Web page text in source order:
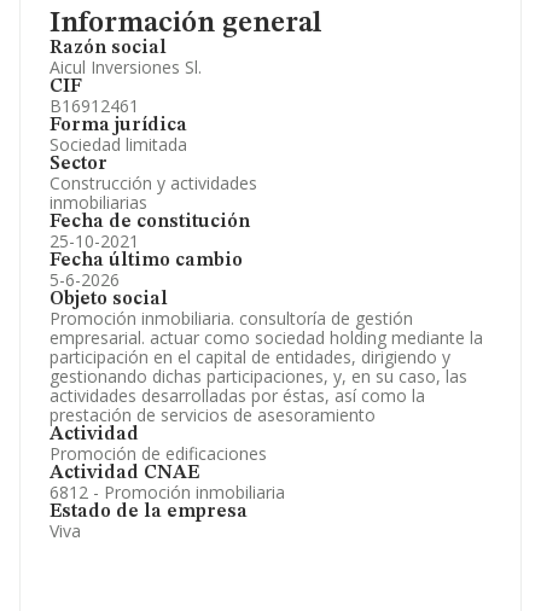
Información general
Razón social
Aicul Inversiones Sl.
CIF
B16912461
Forma jurídica
Sociedad limitada
Sector
Construcción y actividades
inmobiliarias
Fecha de constitución
25-10-2021
Fecha último cambio
5-6-2026
Objeto social
Promoción inmobiliaria. consultoría de gestión
empresarial. actuar como sociedad holding mediante la
participación en el capital de entidades, dirigiendo y
gestionando dichas participaciones, y, en su caso, las
actividades desarrolladas por éstas, así como la
prestación de servicios de asesoramiento
Actividad
Promoción de edificaciones
Actividad CNAE
6812 - Promoción inmobiliaria
Estado de la empresa
Viva
Información oficial y registral complementaria.